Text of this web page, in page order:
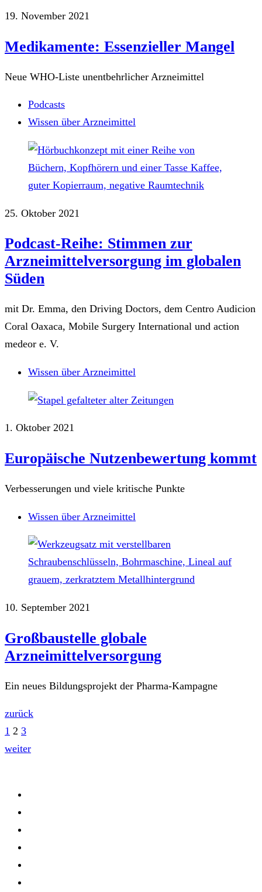
19. November 2021
Medikamente: Essenzieller Mangel
Neue WHO-Liste unentbehrlicher Arzneimittel
Podcasts
Wissen über Arzneimittel
25. Oktober 2021
Podcast-Reihe: Stimmen zur
Arzneimittelversorgung im globalen
Süden
mit Dr. Emma, den Driving Doctors, dem Centro Audicion
Coral Oaxaca, Mobile Surgery International und action
medeor e. V.
Wissen über Arzneimittel
1. Oktober 2021
Europäische Nutzenbewertung kommt
Verbesserungen und viele kritische Punkte
Wissen über Arzneimittel
10. September 2021
Großbaustelle globale
Arzneimittelversorgung
Ein neues Bildungsprojekt der Pharma-Kampagne
zurück
1 2 3
weiter